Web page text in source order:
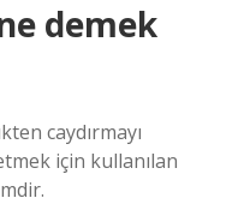
demek
caydırmayı
için kullanılan